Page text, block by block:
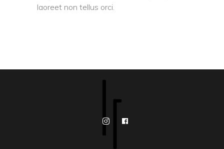
laoreet non tellus orci.